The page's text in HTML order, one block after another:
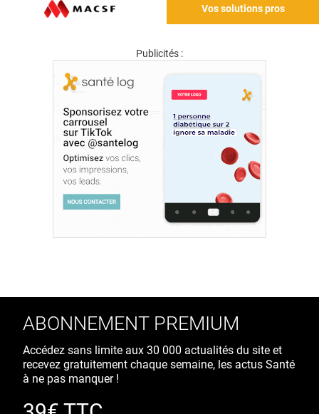
Vos solutions pros
Publicités :
ABONNEMENT PREMIUM
Accédez sans limite aux 30 000 actualités du site et
recevez gratuitement chaque semaine, les actus Santé
à ne pas manquer !